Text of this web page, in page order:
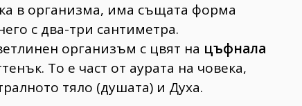
в организма, има същата форма
с два-три сантиметра.
организъм с цвят на цъфнала
То е част от аурата на човека,
тяло (душата) и Духа.